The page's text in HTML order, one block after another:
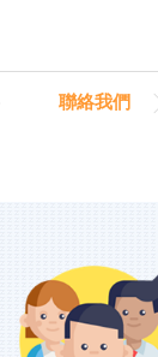
聯絡我們